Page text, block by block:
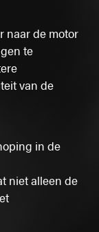
naar de motor
te
van de
in de
niet alleen de